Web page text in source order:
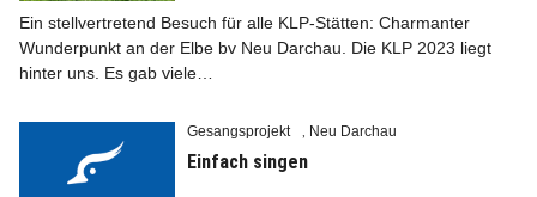
Ein stellvertretend Besuch für alle KLP-Stätten: Charmanter
Wunderpunkt an der Elbe bv Neu Darchau. Die KLP 2023 liegt
hinter uns. Es gab viele…
Gesangsprojekt Neu Darchau
Einfach singen